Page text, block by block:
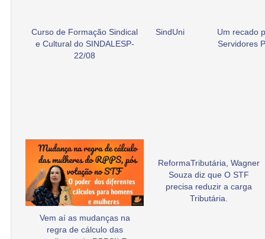
Curso de Formação Sindical
e Cultural do SINDALESP-
22/08
SindUni
Um recado
Servidores
Vem aí as mudanças na
regra de cálculo das
ReformaTributária, Wagner
Souza diz que O STF
precisa reduzir a carga
Tributária.